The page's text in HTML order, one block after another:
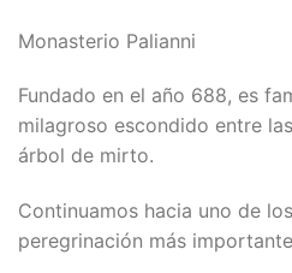
Monasterio Palianni
Fundado en el año 688, es
milagroso escondido entre
árbol de mirto.
Continuamos hacia uno de
peregrinación más